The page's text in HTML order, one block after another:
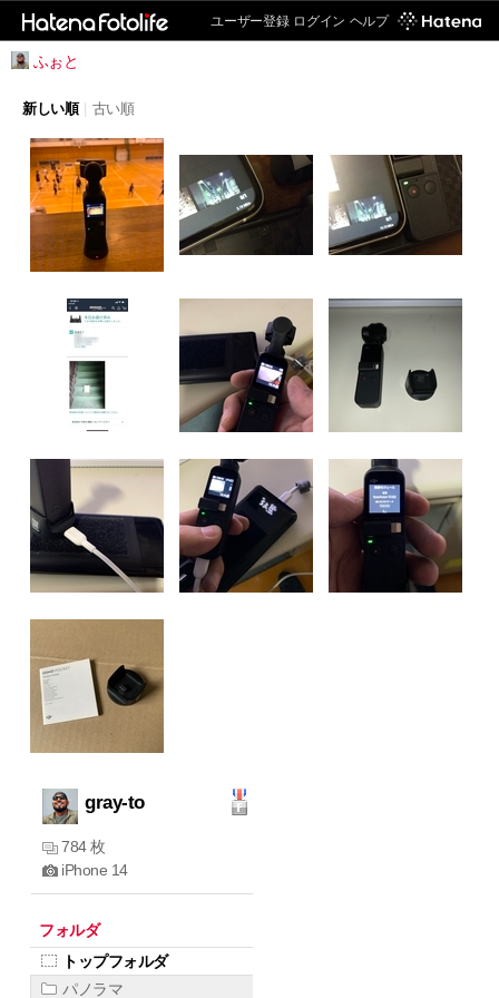
ユーザー登録 ログイン ヘルプ
ふぉと
新しい順 古い順
gray-to
784 枚
iPhone 14
フォルダ
トップフォルダ
パノラマ